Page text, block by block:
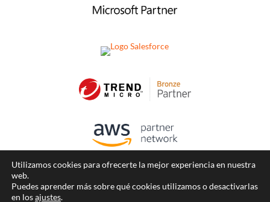
Utilizamos cookies para ofrecerte la mejor experiencia en nuestra
web.
Puedes aprender más sobre qué cookies utilizamos o desactivarlas
en losajustes.